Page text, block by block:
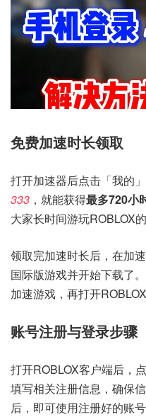
免费加速时长领取
打开加速器后点击「我的
333 ，就能获得最多720小
大家长时间游玩ROBLOX的
领取完加速时长后，在加
国际版游戏并开始下载了
加速游戏，再打开ROBLOX
账号注册与登录步骤
打开ROBLOX客户端后，
填写相关注册信息，确保
后，即可使用注册好的账号